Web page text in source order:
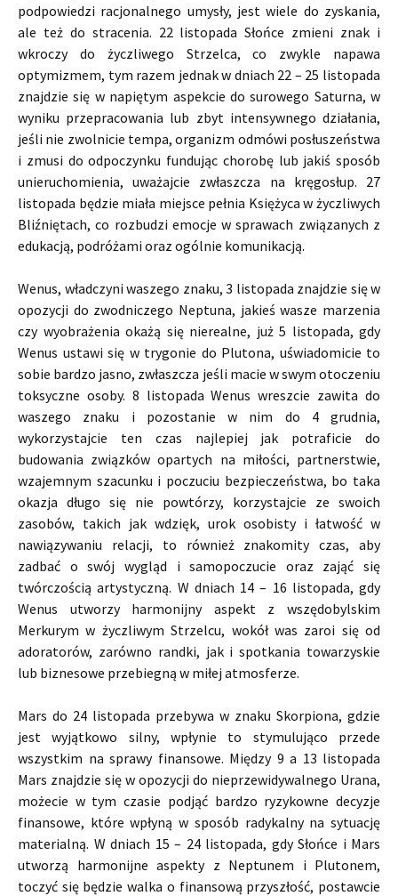
podpowiedzi racjonalnego umysły, jest wiele do zyskania,
ale też do stracenia. 22 listopada Słońce zmieni znak i
wkroczy do życzliwego Strzelca, co zwykle napawa
optymizmem, tym razem jednak w dniach 22 – 25 listopada
znajdzie się w napiętym aspekcie do surowego Saturna, w
wyniku przepracowania lub zbyt intensywnego działania,
jeśli nie zwolnicie tempa, organizm odmówi posłuszeństwa
i zmusi do odpoczynku fundując chorobę lub jakiś sposób
unieruchomienia, uważajcie zwłaszcza na kręgosłup. 27
listopada będzie miała miejsce pełnia Księżyca w życzliwych
Bliźniętach, co rozbudzi emocje w sprawach związanych z
edukacją, podróżami oraz ogólnie komunikacją.
Wenus, władczyni waszego znaku, 3 listopada znajdzie się w
opozycji do zwodniczego Neptuna, jakieś wasze marzenia
czy wyobrażenia okażą się nierealne, już 5 listopada, gdy
Wenus ustawi się w trygonie do Plutona, uświadomicie to
sobie bardzo jasno, zwłaszcza jeśli macie w swym otoczeniu
toksyczne osoby. 8 listopada Wenus wreszcie zawita do
waszego znaku i pozostanie w nim do 4 grudnia,
wykorzystajcie ten czas najlepiej jak potraficie do
budowania związków opartych na miłości, partnerstwie,
wzajemnym szacunku i poczuciu bezpieczeństwa, bo taka
okazja długo się nie powtórzy, korzystajcie ze swoich
zasobów, takich jak wdzięk, urok osobisty i łatwość w
nawiązywaniu relacji, to również znakomity czas, aby
zadbać o swój wygląd i samopoczucie oraz zająć się
twórczością artystyczną. W dniach 14 – 16 listopada, gdy
Wenus utworzy harmonijny aspekt z wszędobylskim
Merkurym w życzliwym Strzelcu, wokół was zaroi się od
adoratorów, zarówno randki, jak i spotkania towarzyskie
lub biznesowe przebiegną w miłej atmosferze.
Mars do 24 listopada przebywa w znaku Skorpiona, gdzie
jest wyjątkowo silny, wpłynie to stymulująco przede
wszystkim na sprawy finansowe. Między 9 a 13 listopada
Mars znajdzie się w opozycji do nieprzewidywalnego Urana,
możecie w tym czasie podjąć bardzo ryzykowne decyzje
finansowe, które wpłyną w sposób radykalny na sytuację
materialną. W dniach 15 – 24 listopada, gdy Słońce i Mars
utworzą harmonijne aspekty z Neptunem i Plutonem,
toczyć się będzie walka o finansową przyszłość, postawcie